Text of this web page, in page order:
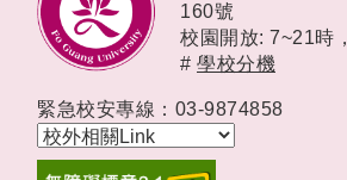
160號
校園開放: 7~21時，
# 學校分機
緊急校安專線：03-9874858